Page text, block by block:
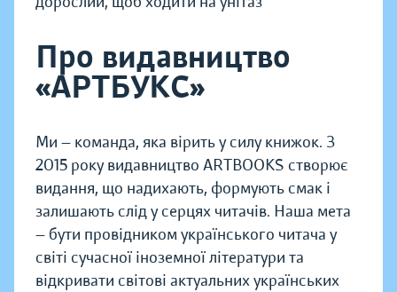
Про видавництво
«АРТБУКС»
Ми — команда, яка вірить у силу книжок. З
2015 року видавництво ARTBOOKS створює
видання, що надихають, формують смак і
залишають слід у серцях читачів. Наша мета
— бути провідником українського читача у
світі сучасної іноземної літератури та
відкривати світові актуальних українських